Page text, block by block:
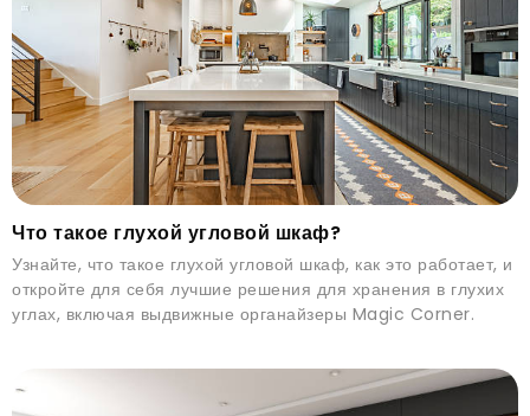
Что такое глухой угловой шкаф?
Узнайте, что такое глухой угловой шкаф, как это работает, и
откройте для себя лучшие решения для хранения в глухих
углах, включая выдвижные органайзеры Magic Corner.